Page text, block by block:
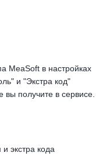
MeaSoft в настройках
и "Экстра код"
вы получите в сервисе.
экстра кода